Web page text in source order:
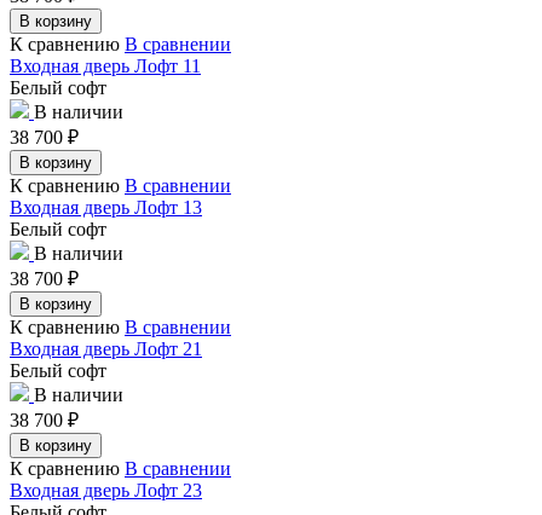
В корзину
К сравнению В сравнении
Входная дверь Лофт 11
Белый софт
В наличии
38 700 ₽
В корзину
К сравнению В сравнении
Входная дверь Лофт 13
Белый софт
В наличии
38 700 ₽
В корзину
К сравнению В сравнении
Входная дверь Лофт 21
Белый софт
В наличии
38 700 ₽
В корзину
К сравнению В сравнении
Входная дверь Лофт 23